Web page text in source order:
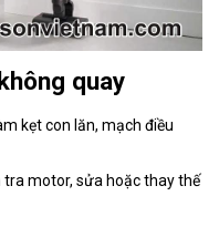
quay
kẹt con lăn, mạch điều
tra motor, sửa hoặc thay thế